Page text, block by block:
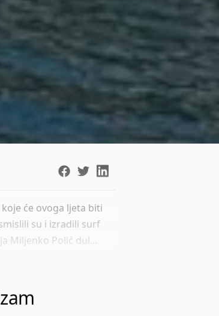
će ovoga ljeta biti
su i izradili surf
Miljenko Polić dul...